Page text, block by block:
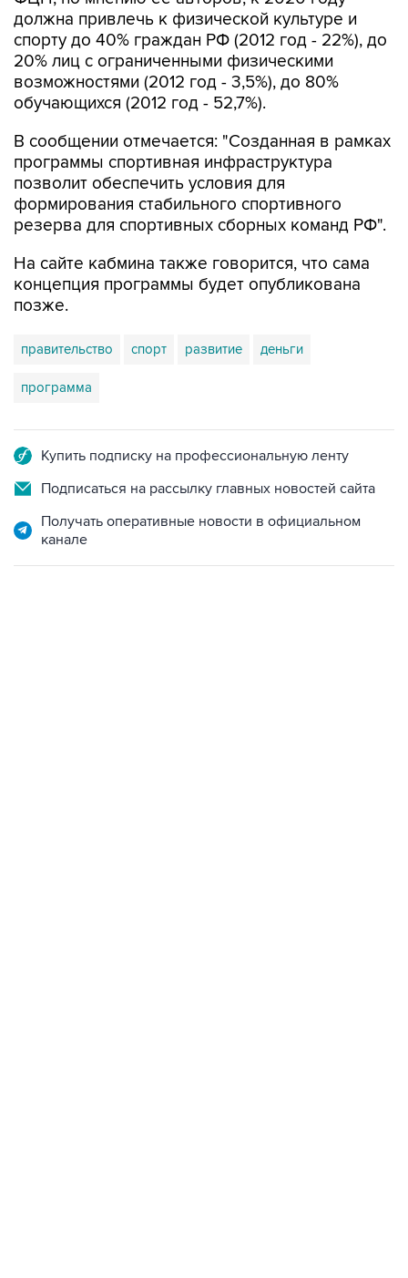
должна привлечь к физической культуре и
спорту до 40% граждан РФ (2012 год - 22%), до
20% лиц с ограниченными физическими
возможностями (2012 год - 3,5%), до 80%
обучающихся (2012 год - 52,7%).
В сообщении отмечается: "Созданная в рамках
программы спортивная инфраструктура
позволит обеспечить условия для
формирования стабильного спортивного
резерва для спортивных сборных команд РФ".
На сайте кабмина также говорится, что сама
концепция программы будет опубликована
позже.
правительство спорт развитие деньги
программа
Купить подписку на профессиональную ленту
Подписаться на рассылку главных новостей сайта
Получать оперативные новости в официальном
канале